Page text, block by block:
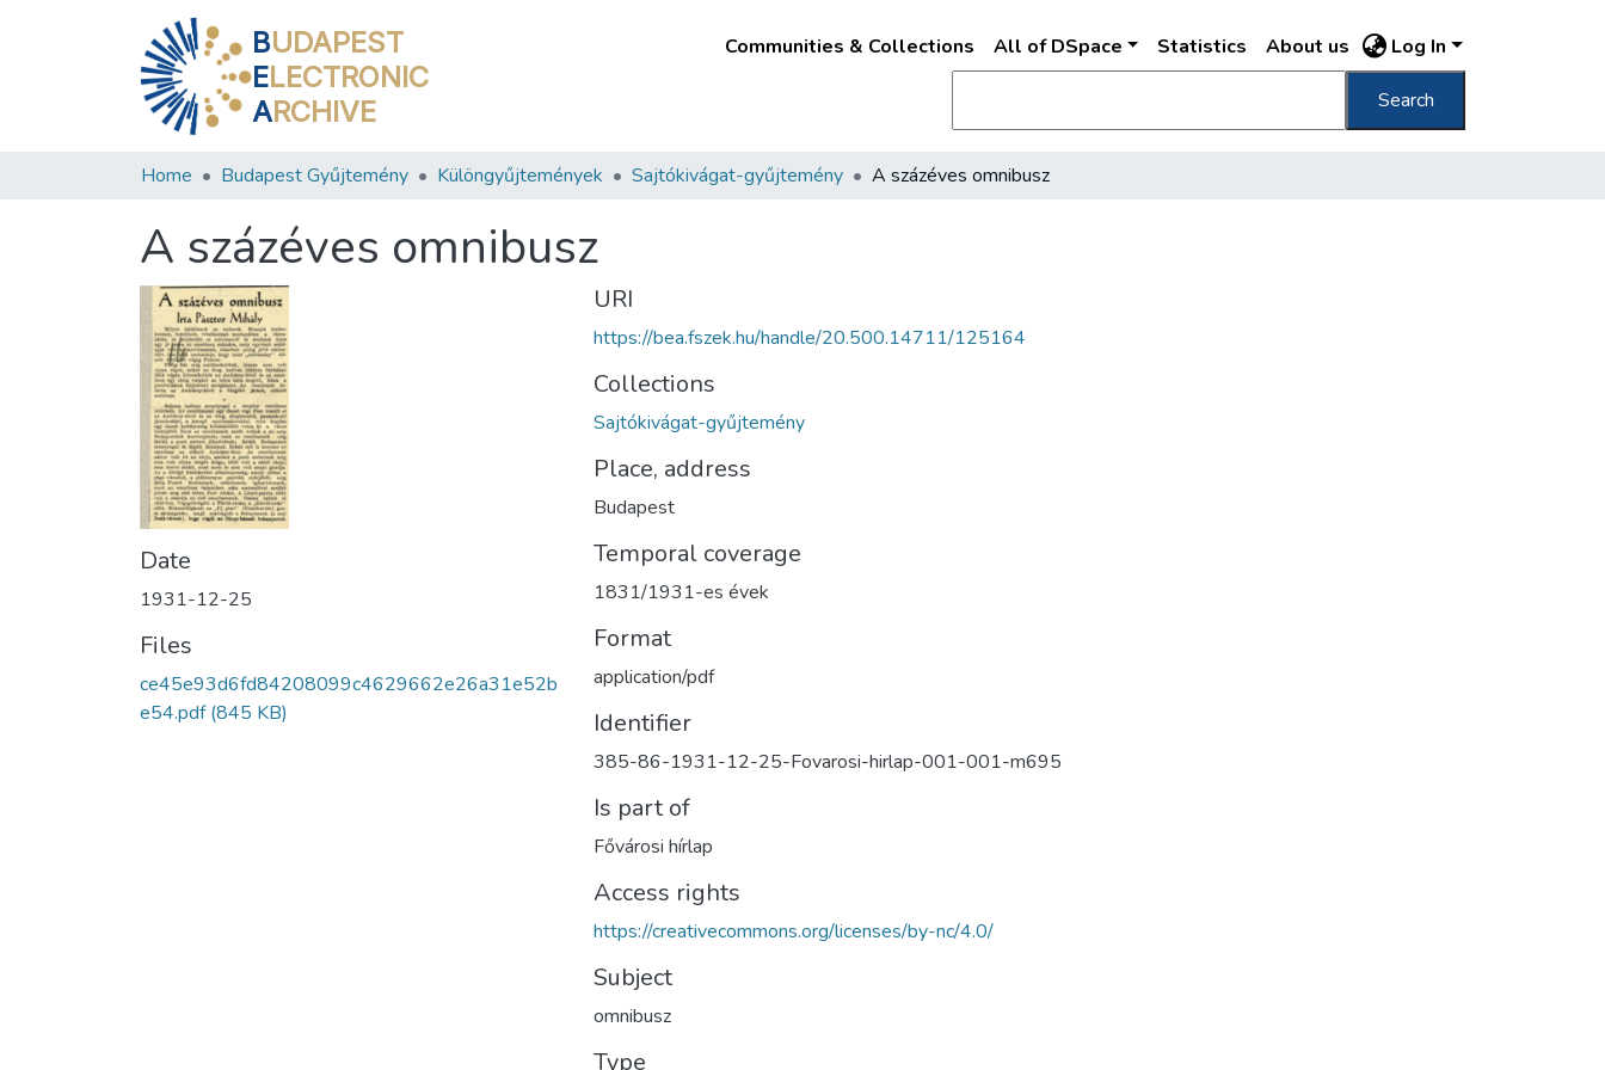
BUDAPEST
ELECTRONIC
ARCHIVE
Communities & Collections All of DSpace Statistics About us Log In
Search
Home Budapest Gyűjtemény Különgyűjtemények Sajtókivágat-gyűjtemény A százéves omnibusz
A százéves omnibusz
Date
1931-12-25
Files
ce45e93d6fd84208099c4629662e26a31e52b
e54.pdf(845 KB)
URI
https://bea.fszek.hu/handle/20.500.14711/125164
Collections
Sajtókivágat-gyűjtemény
Place, address
Budapest
Temporal coverage
1831/1931-es évek
Format
application/pdf
Identifier
385-86-1931-12-25-Fovarosi-hirlap-001-001-m695
Is part of
Fővárosi hírlap
Access rights
https://creativecommons.org/licenses/by-nc/4.0/
Subject
omnibusz
Type